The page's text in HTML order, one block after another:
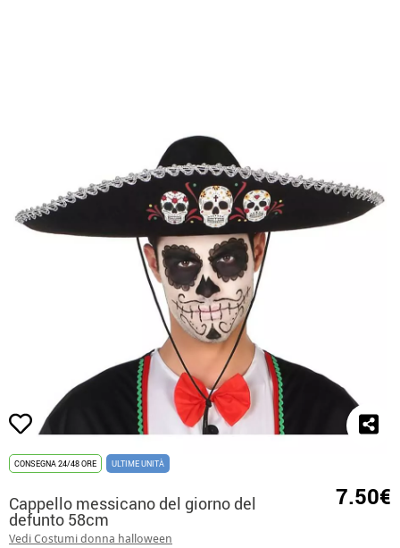
CONSEGNA 24/48 ORE ULTIME UNITÀ
Cappello messicano del giorno del
defunto 58cm
Vedi Costumi donna halloween
7.50€